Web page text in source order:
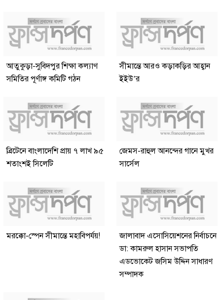
আতুকুড়া-সুবিদপুর শিক্ষা কল্যাণ
সমিতির পূর্ণাঙ্গ কমিটি গঠন
সীমান্তে আরও কড়াকড়ির আহ্বান
ইইউ’র
ব্রিটেনে বাংলাদেশি প্রায় ৭ লাখ ৯৫
শতাংশই সিলেটি
জেমস-রাহুল আনন্দের গানে মুখর
সার্সেল
মরক্কো-স্পেন সীমান্তে মহাবিপর্যয়!
জালাবাদ এসোসিয়েশনের নির্বাচনে
ডা: কামরুল হাসান সভাপতি
এডভোকেট জসিম উদ্দিন সাধারণ
সম্পাদক